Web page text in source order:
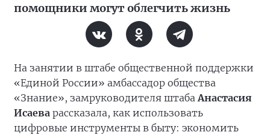
помощники могут облегчить жизнь
На занятии в штабе общественной поддержки
«Единой России» амбассадор общества
«Знание», замруководителя штабаАнастасия
Исаева рассказала, как использовать
цифровые инструменты в быту: экономить